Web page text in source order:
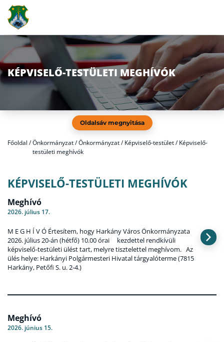
KÉPVISELŐ-TESTÜLETI MEGHÍVÓK
Oldalsáv megnyitása
Főoldal /Önkormányzat / Önkormányzat / Képviselő-testület / Képviselő-
testületi meghívók
KÉPVISELŐ-TESTÜLETI MEGHÍVÓK
Meghívó
2026. július 17.
M E G H Í V Ó Értesítem, hogy Harkány Város Önkormányzata
2026. július 20-án (hétfő) 10.00 órai kezdettel rendkívüli
képviselő-testületi ülést tart, melyre tisztelettel meghívom. Az
ülés helye: Harkányi Polgármesteri Hivatal tárgyalóterme (7815
Harkány, Petőfi S. u. 2-4.)
Meghívó
2026. június 15.